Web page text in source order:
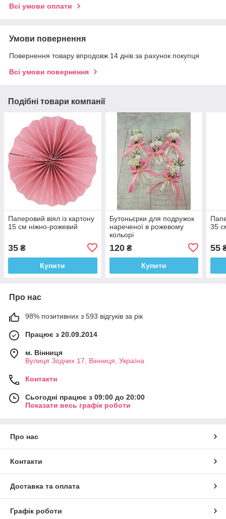
Всі умови оплати
Умови повернення
Повернення товару впродовж 14 днів за рахунок покупця
Всі умови повернення
Подібні товари компанії
Паперовий віял із картону
15 см ніжно-рожевий
35 ₴
Купити
Бутоньєрки для подружок
нареченої в рожевому
кольорі
120₴
Купити
35
55
Про нас
98% позитивних з 593 відгуків за рік
Працює з 20.09.2014
м. Вінниця
Вулиця Зодчих 17, Вінниця, Україна
Контакти
Сьогодні працює з 09:00 до 20:00
Показати весь графік роботи
Про нас
Контакти
Доставка та оплата
Графік роботи